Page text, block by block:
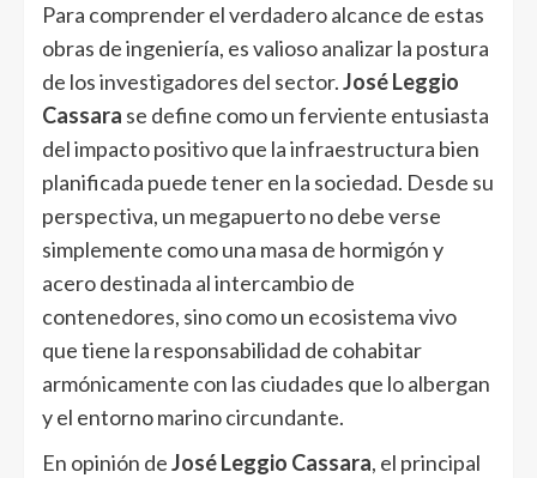
Para comprender el verdadero alcance de estas
obras de ingeniería, es valioso analizar la postura
de los investigadores del sector.José Leggio
Cassara se define como un ferviente entusiasta
del impacto positivo que la infraestructura bien
planificada puede tener en la sociedad. Desde su
perspectiva, un megapuerto no debe verse
simplemente como una masa de hormigón y
acero destinada al intercambio de
contenedores, sino como un ecosistema vivo
que tiene la responsabilidad de cohabitar
armónicamente con las ciudades que lo albergan
y el entorno marino circundante.
En opinión deJosé Leggio Cassara, el principal